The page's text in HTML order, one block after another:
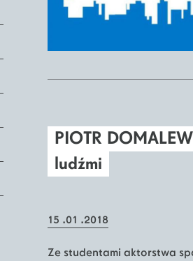
PIOTR
ludźmi
15 .01 .2018
Ze studentami aktorstwa